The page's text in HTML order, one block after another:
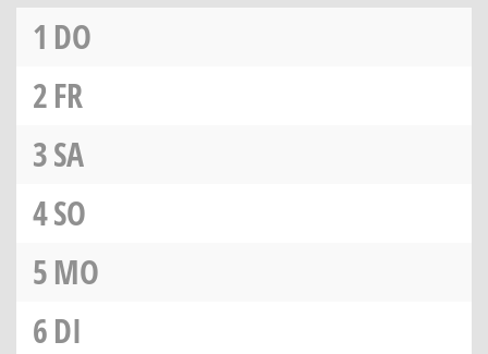
1 DO
2FR
3SA
4SO
5MO
6DI